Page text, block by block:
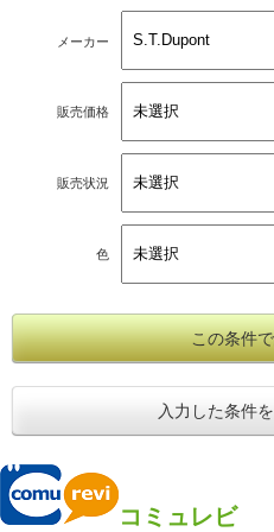
メーカー
販売価格
販売状況
色
この条件
入力した条件
コミュレビ